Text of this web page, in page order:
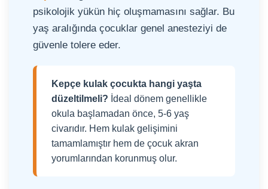
psikolojik yükün hiç oluşmamasını sağlar. Bu
yaş aralığında çocuklar genel anesteziyi de
güvenle tolere eder.
Kepçe kulak çocukta hangi yaşta
düzeltilmeli? İdeal dönem genellikle
okula başlamadan önce, 5-6 yaş
civarıdır. Hem kulak gelişimini
tamamlamıştır hem de çocuk akran
yorumlarından korunmuş olur.